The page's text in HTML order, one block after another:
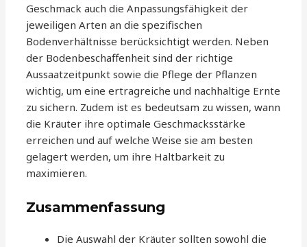
Geschmack auch die Anpassungsfähigkeit der
jeweiligen Arten an die spezifischen
Bodenverhältnisse berücksichtigt werden. Neben
der Bodenbeschaffenheit sind der richtige
Aussaatzeitpunkt sowie die Pflege der Pflanzen
wichtig, um eine ertragreiche und nachhaltige Ernte
zu sichern. Zudem ist es bedeutsam zu wissen, wann
die Kräuter ihre optimale Geschmacksstärke
erreichen und auf welche Weise sie am besten
gelagert werden, um ihre Haltbarkeit zu
maximieren.
Zusammenfassung
Die Auswahl der Kräuter sollten sowohl die